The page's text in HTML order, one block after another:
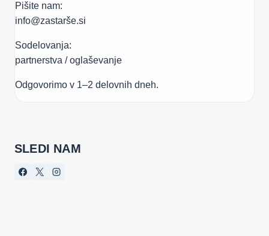
Pišite nam:
info@zastarše.si
Sodelovanja:
partnerstva / oglaševanje
Odgovorimo v 1–2 delovnih dneh.
SLEDI NAM